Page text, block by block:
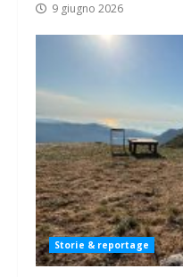
9 giugno 2026
Storie & reportage